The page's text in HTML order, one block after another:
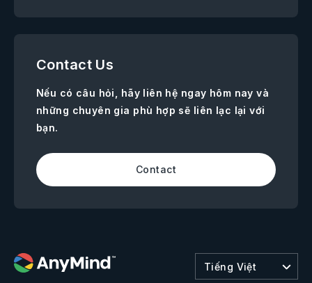
Contact Us
Nếu có câu hỏi, hãy liên hệ ngay hôm nay và
những chuyên gia phù hợp sẽ liên lạc lại với
bạn.
Contact
Tiếng Việt